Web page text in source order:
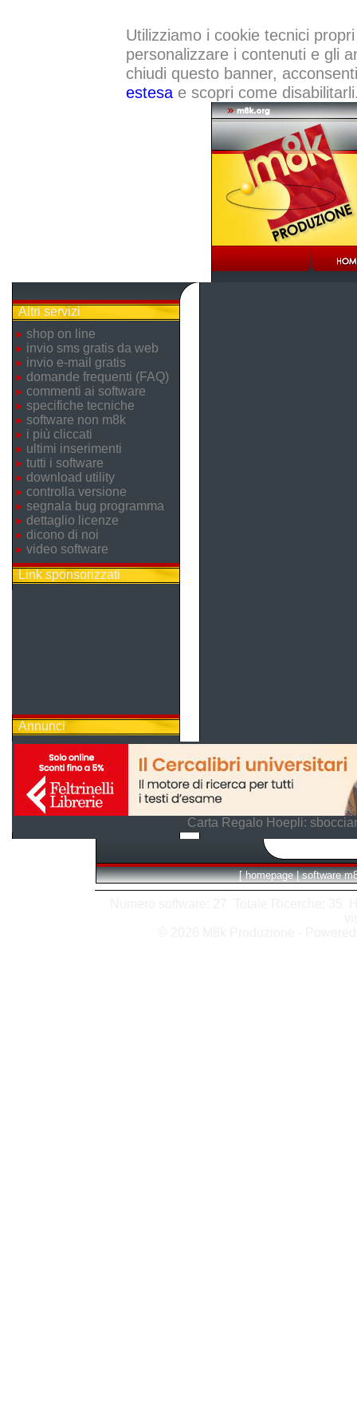
Utilizziamo i cookie tecnici
personalizzare i contenuti e gli
chiudi questo banner,
estesae scopri come
Altri servizi
shop on line
invio sms gratis da web
invio e-mail gratis
domande frequenti (FAQ)
commenti ai software
specifiche tecniche
software non m8k
i più cliccati
ultimi inserimenti
tutti i software
download utility
controlla versione
segnala bug programma
dettaglio licenze
dicono di noi
video software
Link sponsorizzati
Annunci
Carta Regalo Hoepli:
[ homepage | software